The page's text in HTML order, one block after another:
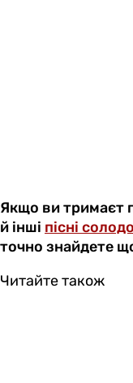
Якщо ви тримаєт
й інші пісні
точно знайдете
Читайте також